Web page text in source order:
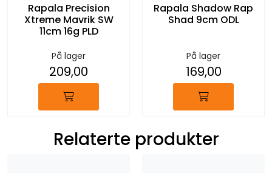
Rapala Precision
Xtreme Mavrik SW
11cm 16g PLD
På lager
209,00
Rapala Shadow Rap
Shad 9cm ODL
På lager
169,00
Relaterte produkter